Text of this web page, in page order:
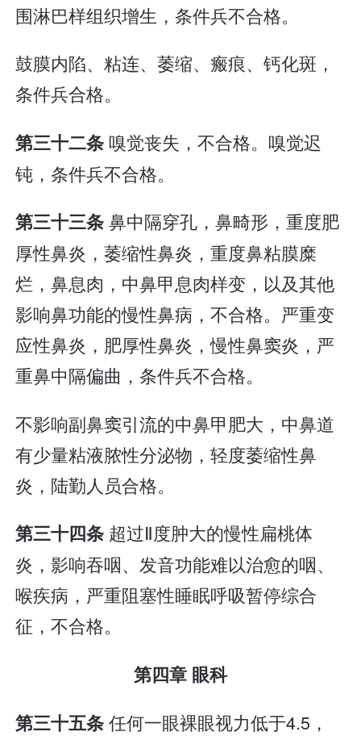
围淋巴样组织增生，条件兵不合格。
鼓膜内陷、粘连、萎缩、瘢痕、钙化斑，
条件兵合格。
第三十二条 嗅觉丧失，不合格。嗅觉迟
钝，条件兵不合格。
第三十三条鼻中隔穿孔，鼻畸形，重度肥
厚性鼻炎，萎缩性鼻炎，重度鼻粘膜糜
烂，鼻息肉，中鼻甲息肉样变，以及其他
影响鼻功能的慢性鼻病，不合格。严重变
应性鼻炎，肥厚性鼻炎，慢性鼻窦炎，严
重鼻中隔偏曲，条件兵不合格。
不影响副鼻窦引流的中鼻甲肥大，中鼻道
有少量粘液脓性分泌物，轻度萎缩性鼻
炎，陆勤人员合格。
第三十四条 超过Ⅱ度肿大的慢性扁桃体
炎，影响吞咽、发音功能难以治愈的咽、
喉疾病，严重阻塞性睡眠呼吸暂停综合
征，不合格。
第四章 眼科
第三十五条任何一眼裸眼视力低于4.5，